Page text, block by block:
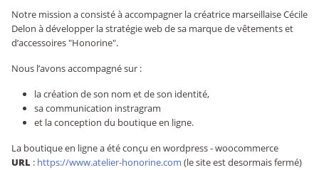
Notre mission a consisté à accompagner la créatrice marseillaise Cécile
Delon à développer la stratégie web de sa marque de vêtements et
d’accessoires "Honorine".
Nous l’avons accompagné sur :
la création de son nom et de son identité,
sa communication instragram
et la conception du boutique en ligne.
La boutique en ligne a été conçu en wordpress - woocommerce
URL : https://www.atelier-honorine.com (le site est desormais fermé)